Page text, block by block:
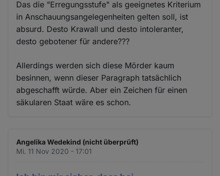
Das die "Erregungsstufe" als geeignetes Kriterium
in Anschauungsangelegenheiten gelten soll, ist
absurd. Desto Krawall und desto intoleranter,
desto gebotener für andere???
Allerdings werden sich diese Mörder kaum
besinnen, wenn dieser Paragraph tatsächlich
abgeschafft würde. Aber ein Zeichen für einen
säkularen Staat wäre es schon.
Angelika Wedekind (nicht überprüft)
Mi. 11 Nov 2020 - 17:01